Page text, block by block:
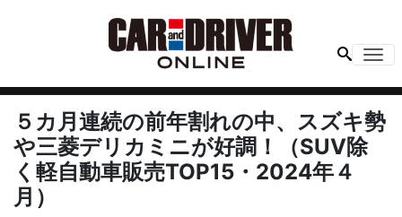
５カ月連続の前年割れの中、スズキ勢
や三菱デリカミニが好調！（SUV除
く軽自動車販売TOP15・2024年４
月）